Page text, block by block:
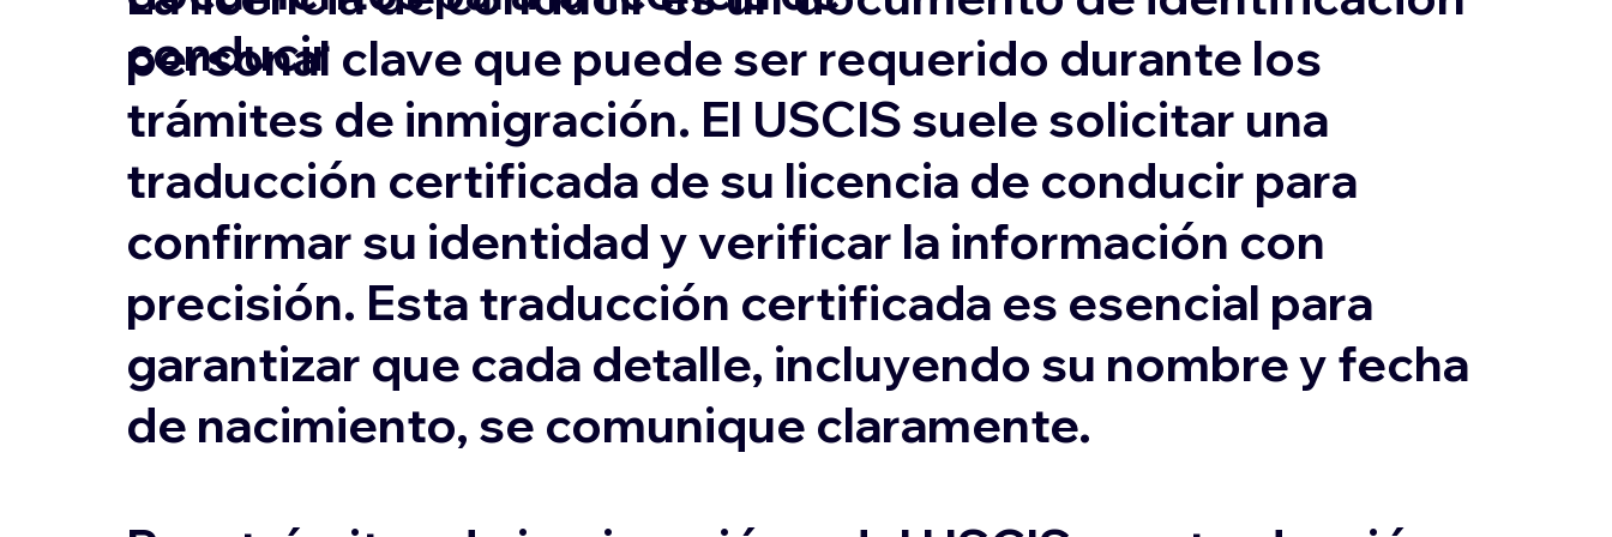
conducir
personal clave que puede ser requerido durante los
trámites de inmigración. El USCIS suele solicitar una
traducción certificada de su licencia de conducir para
confirmar su identidad y verificar la información con
precisión. Esta traducción certificada es esencial para
garantizar que cada detalle, incluyendo su nombre y fecha
de nacimiento, se comunique claramente.